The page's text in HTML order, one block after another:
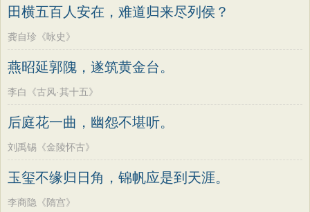
田横五百人安在，难道归来尽列侯？
龚自珍《咏史》
燕昭延郭隗，遂筑黄金台。
李白《古风·其十五》
后庭花一曲，幽怨不堪听。
刘禹锡《金陵怀古》
玉玺不缘归日角，锦帆应是到天涯。
李商隐《隋宫》